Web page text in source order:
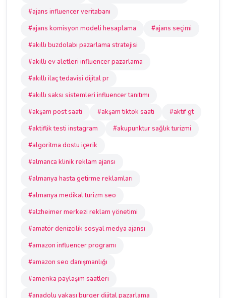
#ajans influencer veritabanı
#ajans komisyon modeli hesaplama
#ajans seçimi
#akıllı buzdolabı pazarlama stratejisi
#akıllı ev aletleri influencer pazarlama
#akıllı ilaç tedavisi dijital pr
#akıllı saksı sistemleri influencer tanıtımı
#akşam post saati
#akşam tiktok saati
#aktif gt
#aktiflik testi instagram
#akupunktur sağlık turizmi
#algoritma dostu içerik
#almanca klinik reklam ajansı
#almanya hasta getirme reklamları
#almanya medikal turizm seo
#alzheimer merkezi reklam yönetimi
#amatör denizcilik sosyal medya ajansı
#amazon influencer programı
#amazon seo danışmanlığı
#amerika paylaşım saatleri
#anadolu yakası burger dijital pazarlama